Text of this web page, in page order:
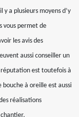
y a plusieurs moyens d’y
vous permet de
les avis des
aussi conseiller un
est toutefois à
à oreille est aussi
réalisations